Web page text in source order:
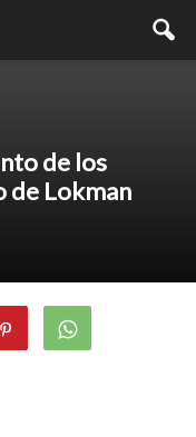
de los
de Lokman